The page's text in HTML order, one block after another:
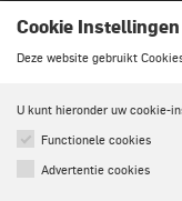
Cookie Instellingen
Deze website gebruikt
U kunt hieronder uw cookie-
Functionele cookies
Advertentie cookies
© Terpstra